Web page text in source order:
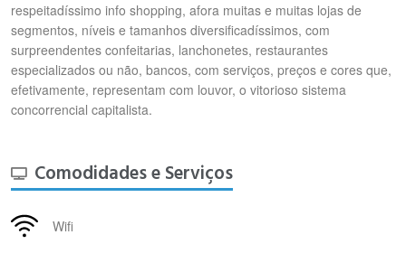
respeitadíssimo info shopping, afora muitas e muitas lojas de
segmentos, níveis e tamanhos diversificadíssimos, com
surpreendentes confeitarias, lanchonetes, restaurantes
especializados ou não, bancos, com serviços, preços e cores que,
efetivamente, representam com louvor, o vitorioso sistema
concorrencial capitalista.
Comodidades e Serviços
Wifi